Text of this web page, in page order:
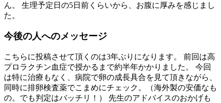
ん。 生理予定日の5日前くらいから、お腹に厚みを感じまし
た。
今後の人へのメッセージ
こちらに投稿させて頂くのは3年ぶりになります。 前回は高
プロラクチン血症で授かるまで約半年かかりました。 今回
は特に治療もなく、病院で卵の成長具合を見て頂きながら、
同時に排卵検査薬でこまめにチェック。（海外製の安価なも
の。でも判定はバッチリ！） 先生のアドバイスのおかげも